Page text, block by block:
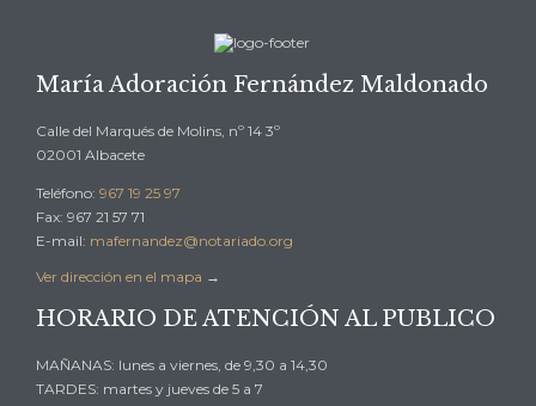
María Adoración Fernández Maldonado
Calle del Marqués de Molins, nº 14 3º
02001 Albacete
Teléfono: 967 19 25 97
Fax: 967 21 57 71
E-mail: mafernandez@notariado.org
Ver dirección en el mapa →
HORARIO DE ATENCIÓN AL PUBLICO
MAÑANAS: lunes a viernes, de 9,30 a 14,30
TARDES: martes y jueves de 5 a 7